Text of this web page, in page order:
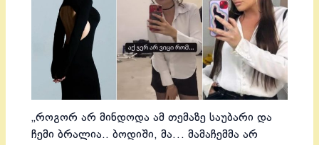
„როგორ არ მინდოდა ამ თემაზე საუბარი და
ჩემი ბრალია.. ბოდიში, მა… მამაჩემმა არ